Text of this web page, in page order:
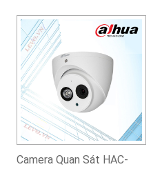
Camera Quan Sát HAC-